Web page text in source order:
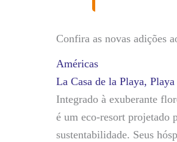
Confira as novas adições
Américas
La Casa de la Playa,
Integrado à exuberante
é um eco-resort projetado
sustentabilidade. Seus